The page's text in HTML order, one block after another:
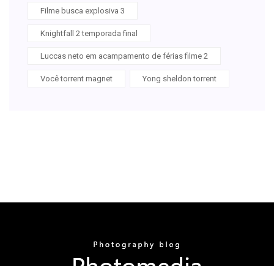
Filme busca explosiva 3
Knightfall 2 temporada final
Luccas neto em acampamento de férias filme 2
Você torrent magnet Yong sheldon torrent